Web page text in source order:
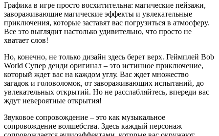
Графика в игре просто восхитительна: магические пейзажи,
завораживающие магические эффекты и увлекательные
приключения, которые заставят вас погрузиться в атмосферу.
Все это выглядит настолько удивительно, что просто не
хватает слов!
Но, конечно, не только дизайн здесь берет верх. Геймплей Bob
World Супер денди оригинал – это истинное приключение,
который ждет вас на каждом углу. Вас ждет множество
загадок и головоломок, от завораживающих испытаний, до
увлекательных открытий. Но не расслабляйтесь, впереди вас
ждут невероятные открытия!
Звуковое сопровождение – это как музыкальное
сопровождение волшебства. Здесь каждый персонаж